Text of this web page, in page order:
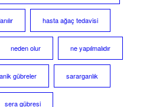
hasta ağaç tedavisi
neden olur ne yapılmalıdır
gübreler sararganlık
sera gübresi